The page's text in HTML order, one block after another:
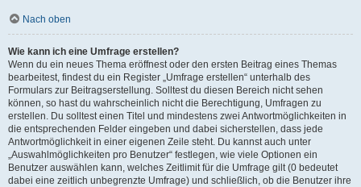
Nach oben
Wie kann ich eine Umfrage erstellen?
Wenn du ein neues Thema eröffnest oder den ersten Beitrag eines Themas
bearbeitest, findest du ein Register „Umfrage erstellen“ unterhalb des
Formulars zur Beitragserstellung. Solltest du diesen Bereich nicht sehen
können, so hast du wahrscheinlich nicht die Berechtigung, Umfragen zu
erstellen. Du solltest einen Titel und mindestens zwei Antwortmöglichkeiten in
die entsprechenden Felder eingeben und dabei sicherstellen, dass jede
Antwortmöglichkeit in einer eigenen Zeile steht. Du kannst auch unter
„Auswahlmöglichkeiten pro Benutzer“ festlegen, wie viele Optionen ein
Benutzer auswählen kann, welches Zeitlimit für die Umfrage gilt (0 bedeutet
dabei eine zeitlich unbegrenzte Umfrage) und schließlich, ob die Benutzer ihre